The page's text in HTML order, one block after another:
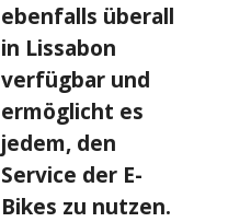
ebenfalls überall
in Lissabon
verfügbar und
ermöglicht es
jedem, den
Service der E-
Bikes zu nutzen.